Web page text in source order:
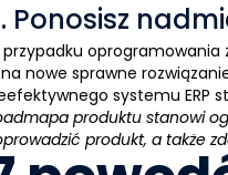
Ponosisz
przypadku oprogramowania
nowe sprawne
systemu ERP
produktu stanowi
produkt, a także